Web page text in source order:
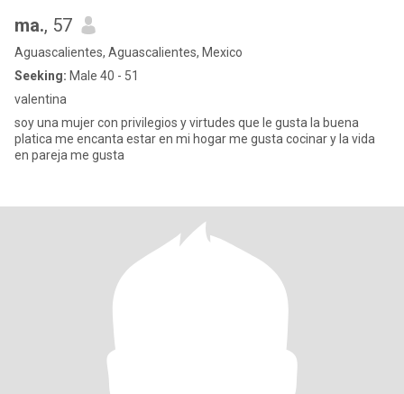
ma., 57
Aguascalientes, Aguascalientes, Mexico
Seeking: Male 40 - 51
valentina
soy una mujer con privilegios y virtudes que le gusta la buena
platica me encanta estar en mi hogar me gusta cocinar y la vida
en pareja me gusta